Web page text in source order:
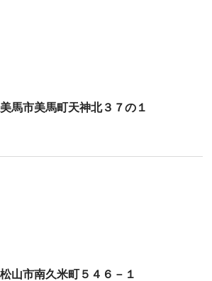
馬市美馬町天神北３７の１
山市南久米町５４６－１